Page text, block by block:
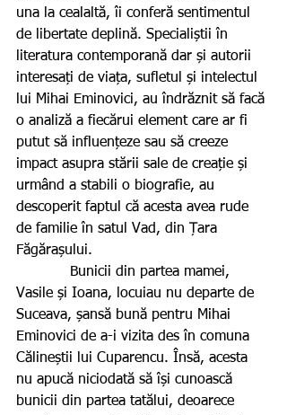
una la cealaltă, îi conferă sentimentul
de libertate deplină. Specialiștii în
literatura contemporană dar și autorii
interesați de viața, sufletul și intelectul
lui Mihai Eminovici, au îndrăznit să facă
o analiză a fiecărui element care ar fi
putut să influențeze sau să creeze
impact asupra stării sale de creație și
urmând a stabili o biografie, au
descoperit faptul că acesta avea rude
de familie în satul Vad, din Țara
Făgărașului.
Vasile și Ioana, locuiau nu departe de
Suceava, șansă bună pentru Mihai
Eminovici de a-i vizita des în comuna
Călineștii lui Cuparencu. Însă, acesta
nu apucă niciodată să își cunoască
bunicii din partea tatălui, deoarece